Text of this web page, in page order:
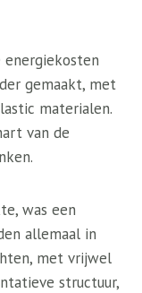
gemaakt, met
materialen.
van de
was een
allemaal in
met vrijwel
structuur,